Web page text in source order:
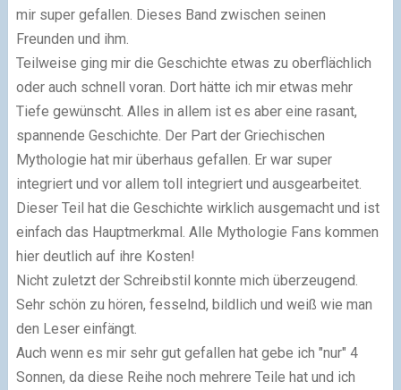
mir super gefallen. Dieses Band zwischen seinen
Freunden und ihm.
Teilweise ging mir die Geschichte etwas zu oberflächlich
oder auch schnell voran. Dort hätte ich mir etwas mehr
Tiefe gewünscht. Alles in allem ist es aber eine rasant,
spannende Geschichte. Der Part der Griechischen
Mythologie hat mir überhaus gefallen. Er war super
integriert und vor allem toll integriert und ausgearbeitet.
Dieser Teil hat die Geschichte wirklich ausgemacht und ist
einfach das Hauptmerkmal. Alle Mythologie Fans kommen
hier deutlich auf ihre Kosten!
Nicht zuletzt der Schreibstil konnte mich überzeugend.
Sehr schön zu hören, fesselnd, bildlich und weiß wie man
den Leser einfängt.
Auch wenn es mir sehr gut gefallen hat gebe ich "nur" 4
Sonnen, da diese Reihe noch mehrere Teile hat und ich